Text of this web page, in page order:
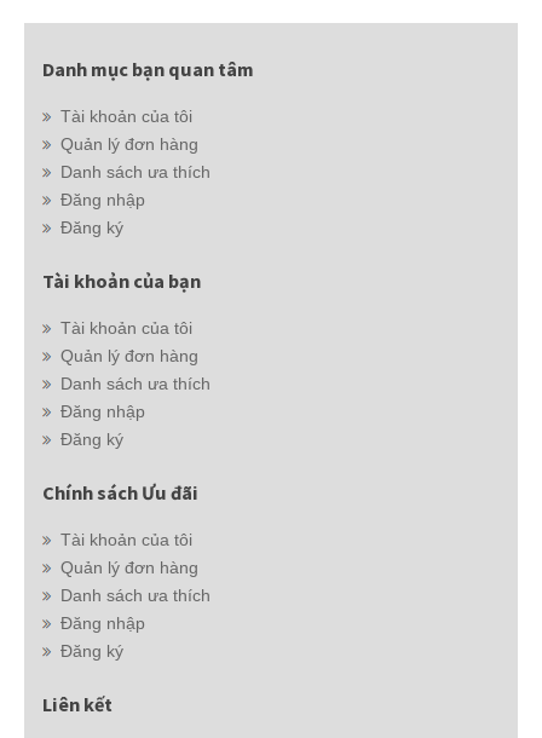
Danh mục bạn quan tâm
Tài khoản của tôi
Quản lý đơn hàng
Danh sách ưa thích
Đăng nhập
Đăng ký
Tài khoản của bạn
Tài khoản của tôi
Quản lý đơn hàng
Danh sách ưa thích
Đăng nhập
Đăng ký
Chính sách Ưu đãi
Tài khoản của tôi
Quản lý đơn hàng
Danh sách ưa thích
Đăng nhập
Đăng ký
Liên kết